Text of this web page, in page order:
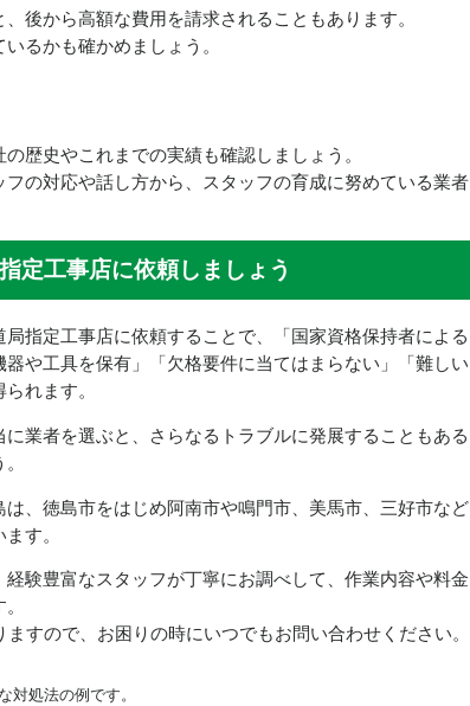
後から高額な費用を請求されることもあります。
るかも確かめましょう。
歴史やこれまでの実績も確認しましょう。
の対応や話し方から、スタッフの育成に努めている業者
定工事店に依頼しましょう
指定工事店に依頼することで、「国家資格保持者による
や工具を保有」「欠格要件に当てはまらない」「難しい
れます。
業者を選ぶと、さらなるトラブルに発展することもある
、徳島市をはじめ阿南市や鳴門市、美馬市、三好市など
す。
験豊富なスタッフが丁寧にお調べして、作業内容や料金
すので、お困りの時にいつでもお問い合わせください。
対処法の例です。